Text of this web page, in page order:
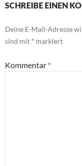
SCHREIBE EINEN
Deine E-Mail-Adresse
sind mit * markiert
Kommentar *